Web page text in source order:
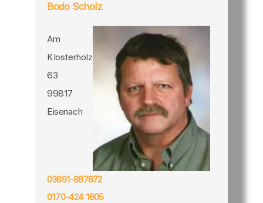
Bodo Scholz
Am
Klosterholz
63
99817
Eisenach
03691-887872
0170-424 1605